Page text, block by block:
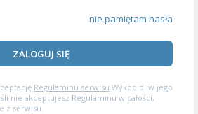
nie pamiętam hasła
ZALOGUJ SIĘ
Regulaminu serwisu Wykop.pl w jego
nie akceptujesz Regulaminu w całości,
z serwisu.